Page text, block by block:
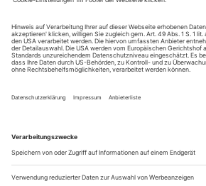
Sie ist damit so etwas wie die...
Kultur-Import-Export
Spielzeiteröffnung in Düsseldorf mit
«Othello» und in Bochum mit einer re-
beruhigt ansehen, nein, die Rolle. Wer
Frau ermorden? Schauspieler:innen
müssen Dinge tun, die sie nicht wollen.